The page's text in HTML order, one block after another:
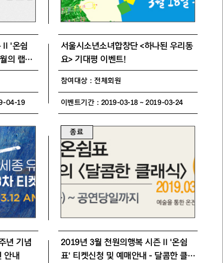
Ⅱ '온쉼
의 랩소
04-19
서울시소년소녀합창단 <하나된 우리동
요> 기대평 이벤트!
참여대상 : 전체회원
이벤트기간 : 2019-03-18 ~ 2019-03-24
년 기념
안내
종료
2019년 3월 천원의행복 시즌 Ⅱ '온쉼
표' 티켓신청 및 예매안내 - 달콤한 클